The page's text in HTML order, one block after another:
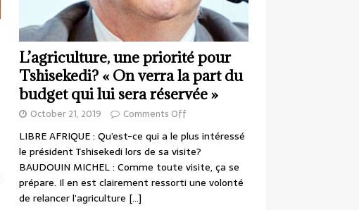
L’agriculture, une priorité pour
Tshisekedi? « On verra la part du
budget qui lui sera réservée »
October 21, 2019 Comments Off
LIBRE AFRIQUE : Qu’est-ce qui a le plus intéressé
le président Tshisekedi lors de sa visite?
BAUDOUIN MICHEL : Comme toute visite, ça se
prépare. Il en est clairement ressorti une volonté
de relancer l’agriculture […]